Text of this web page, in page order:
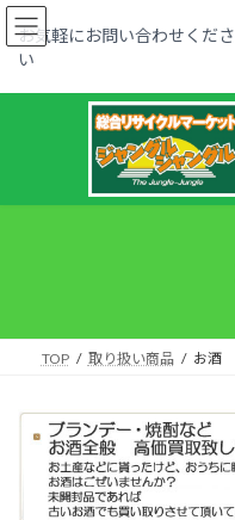
コ
ン
ッ
ナ
ビ
移
お気軽にお問い合わせくださ
い
TOP 取り扱い商品 お酒